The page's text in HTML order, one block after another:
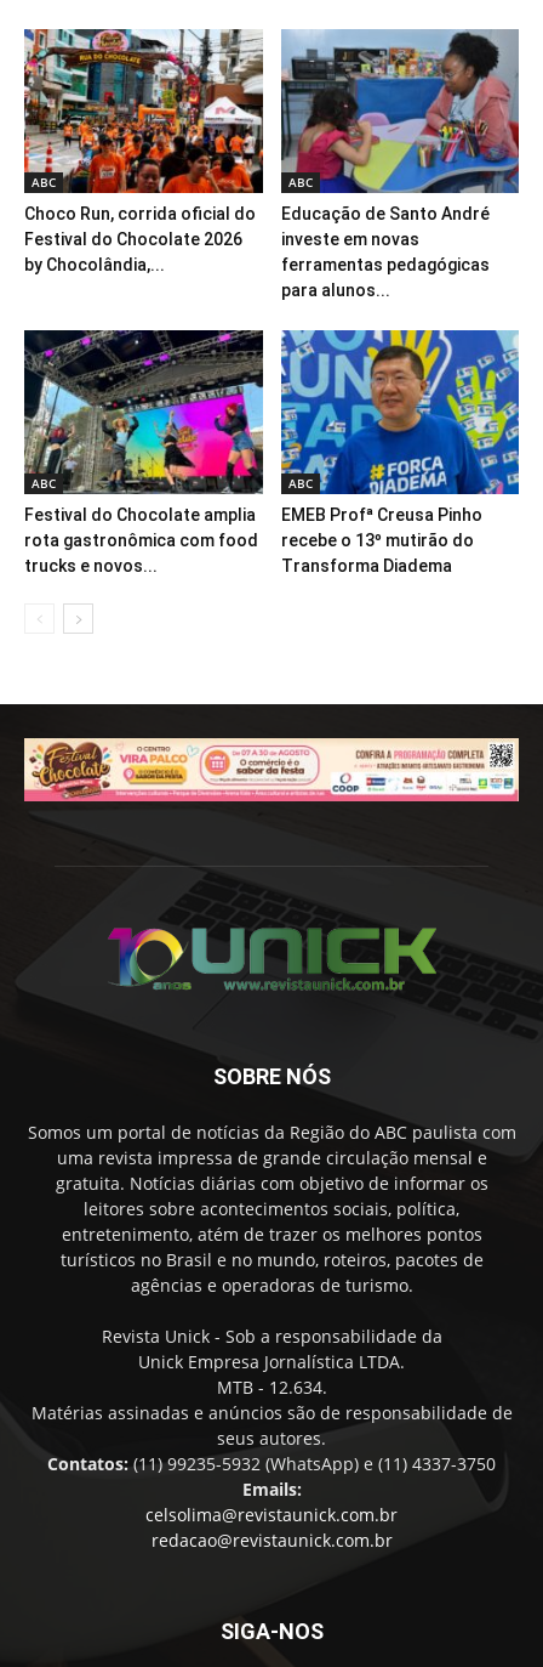
ABC
Choco Run, corrida oficial do
Festival do Chocolate 2026
by Chocolândia,...
ABC
Educação de Santo André
investe em novas
ferramentas pedagógicas
para alunos...
ABC
Festival do Chocolate amplia
rota gastronômica com food
trucks e novos...
ABC
EMEB Profª Creusa Pinho
recebe o 13º mutirão do
Transforma Diadema
SOBRE NÓS
Somos um portal de notícias da Região do ABC paulista com
uma revista impressa de grande circulação mensal e
gratuita. Notícias diárias com objetivo de informar os
leitores sobre acontecimentos sociais, política,
entretenimento, atém de trazer os melhores pontos
turísticos no Brasil e no mundo, roteiros, pacotes de
agências e operadoras de turismo.
Revista Unick - Sob a responsabilidade da
Unick Empresa Jornalística LTDA.
MTB - 12.634.
Matérias assinadas e anúncios são de responsabilidade de
seus autores.
Contatos: (11) 99235-5932 (WhatsApp) e (11) 4337-3750
Emails:
celsolima@revistaunick.com.br
redacao@revistaunick.com.br
SIGA-NOS